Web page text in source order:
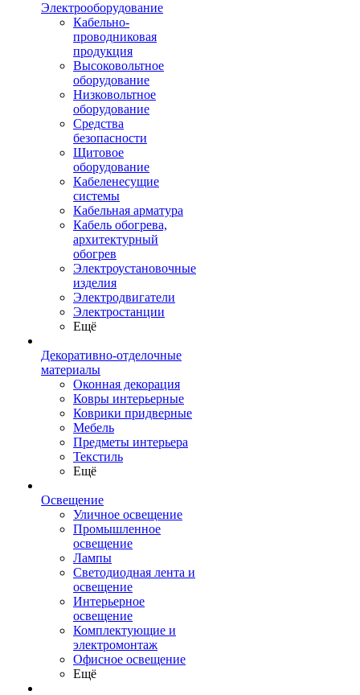
Электрооборудование
Кабельно-
проводниковая
продукция
Высоковольтное
оборудование
Низковольтное
оборудование
Средства
безопасности
Щитовое
оборудование
Кабеленесущие
системы
Кабельная арматура
Кабель обогрева,
архитектурный
обогрев
Электроустановочные
изделия
Электродвигатели
Электростанции
Ещё
Декоративно-отделочные
материалы
Оконная декорация
Ковры интерьерные
Коврики придверные
Мебель
Предметы интерьера
Текстиль
Ещё
Освещение
Уличное освещение
Промышленное
освещение
Лампы
Светодиодная лента и
освещение
Интерьерное
освещение
Комплектующие и
электромонтаж
Офисное освещение
Ещё